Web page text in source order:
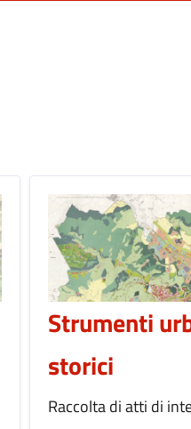
Strumenti
storici
Raccolta di atti di